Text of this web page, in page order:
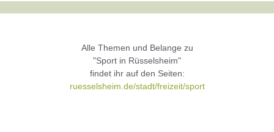
Alle Themen und Belange zu
"Sport in Rüsselsheim"
findet ihr auf den Seiten:
ruesselsheim.de/stadt/freizeit/sport